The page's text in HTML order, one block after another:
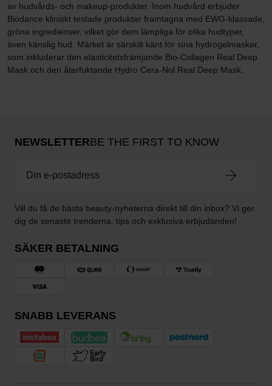
av hudvårds- och makeup-produkter. Inom hudvård erbjuder
Biodance kliniskt testade produkter framtagna med EWG-klassade,
gröna ingredienser, vilket gör dem lämpliga för olika hudtyper,
även känslig hud. Märket är särskilt känt för sina hydrogelmasker,
som inkluderar den elasticitetsfrämjande Bio-Collagen Real Deep
Mask och den återfuktande Hydro Cera-Nol Real Deep Mask.
NEWSLETTERBE THE FIRST TO KNOW
Vill du få de bästa beauty-nyheterna direkt till din inbox? Vi ger
dig de senaste trenderna, tips och exklusiva erbjudanden!
SÄKER BETALNING
SNABB LEVERANS